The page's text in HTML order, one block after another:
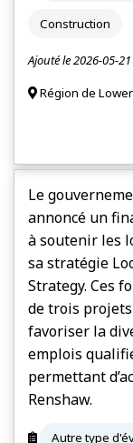
Construction
Ajouté le 2026-05-21
Région de
Le
annoncé un
à soutenir les
sa stratégie
Strategy. Ces
de trois
favoriser la
emplois
permettant
Renshaw.
Autre type